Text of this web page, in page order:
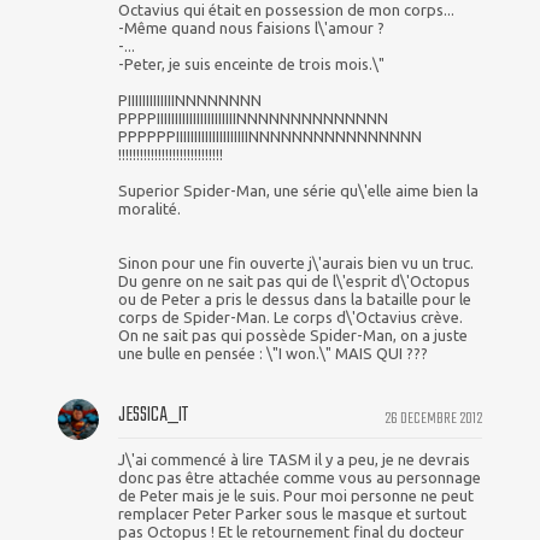
Octavius qui était en possession de mon corps...
-Même quand nous faisions l\'amour ?
-...
-Peter, je suis enceinte de trois mois.\"
PIIIIIIIIIIIIINNNNNNNN
PPPPIIIIIIIIIIIIIIIIIIIIIINNNNNNNNNNNNNN
PPPPPPIIIIIIIIIIIIIIIIIIIINNNNNNNNNNNNNNNN
!!!!!!!!!!!!!!!!!!!!!!!!!!!!!
Superior Spider-Man, une série qu\'elle aime bien la
moralité.
Sinon pour une fin ouverte j\'aurais bien vu un truc.
Du genre on ne sait pas qui de l\'esprit d\'Octopus
ou de Peter a pris le dessus dans la bataille pour le
corps de Spider-Man. Le corps d\'Octavius crève.
On ne sait pas qui possède Spider-Man, on a juste
une bulle en pensée : \"I won.\" MAIS QUI ???
26 DECEMBRE 2012
JESSICA_IT
J\'ai commencé à lire TASM il y a peu, je ne devrais
donc pas être attachée comme vous au personnage
de Peter mais je le suis. Pour moi personne ne peut
remplacer Peter Parker sous le masque et surtout
pas Octopus ! Et le retournement final du docteur